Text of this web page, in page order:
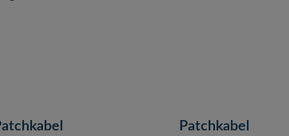
Patchkabel